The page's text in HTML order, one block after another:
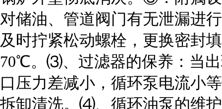
对储油、管道阀门有无泄漏进
及时拧紧松动螺栓，更换密封
70℃。⑶、过滤器的保养：当
口压力差减小，循环泵电流小
拆卸清洗。⑷、循环油泵的维